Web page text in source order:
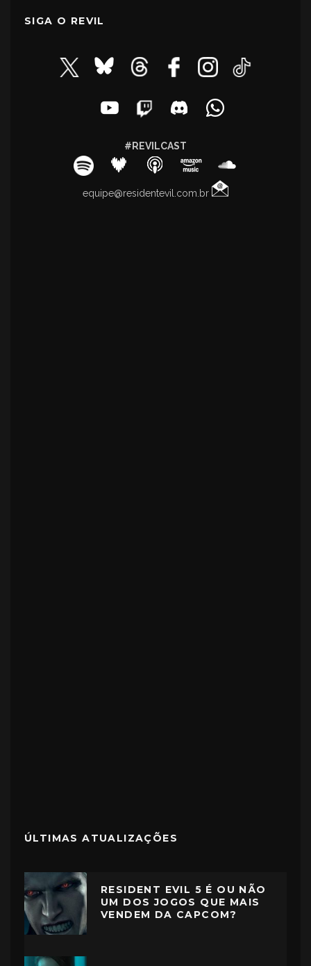
SIGA O REVIL
#REVILCAST
equipe@residentevil.com.br
ÚLTIMAS ATUALIZAÇÕES
RESIDENT EVIL 5 É OU NÃO
UM DOS JOGOS QUE MAIS
VENDEM DA CAPCOM?